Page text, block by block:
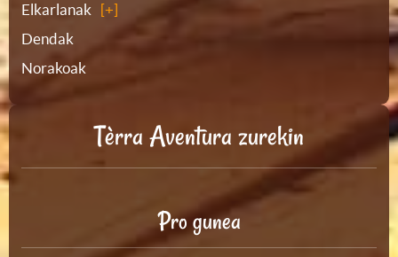
Elkarlanak
Dendak
Norakoak
Tèrra Aventura zurekin
Pro gunea